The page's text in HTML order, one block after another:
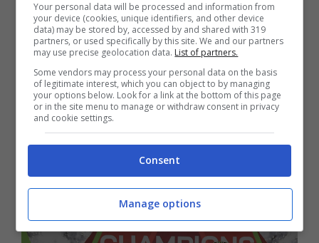
Bologna
Lepore: “Per il Dall’Ara il
Governo si è impegnato.
Ci sarà un ultimo
confronto con Saputo”
15 Maggio 2025 - 12:23
Your personal data will be processed and information from
your device (cookies, unique identifiers, and other device
data) may be stored by, accessed by and shared with 319
partners, or used specifically by this site. We and our partners
may use precise geolocation data. List of partners.
Some vendors may process your personal data on the basis
of legitimate interest, which you can object to by managing
your options below. Look for a link at the bottom of this page
or in the site menu to manage or withdraw consent in privacy
and cookie settings.
Consent
Manage options